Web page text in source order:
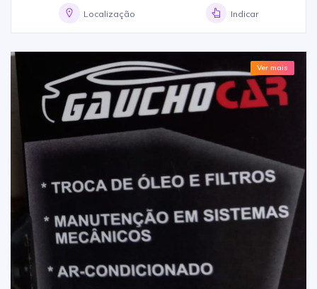
Localização Indicar
Ver mais